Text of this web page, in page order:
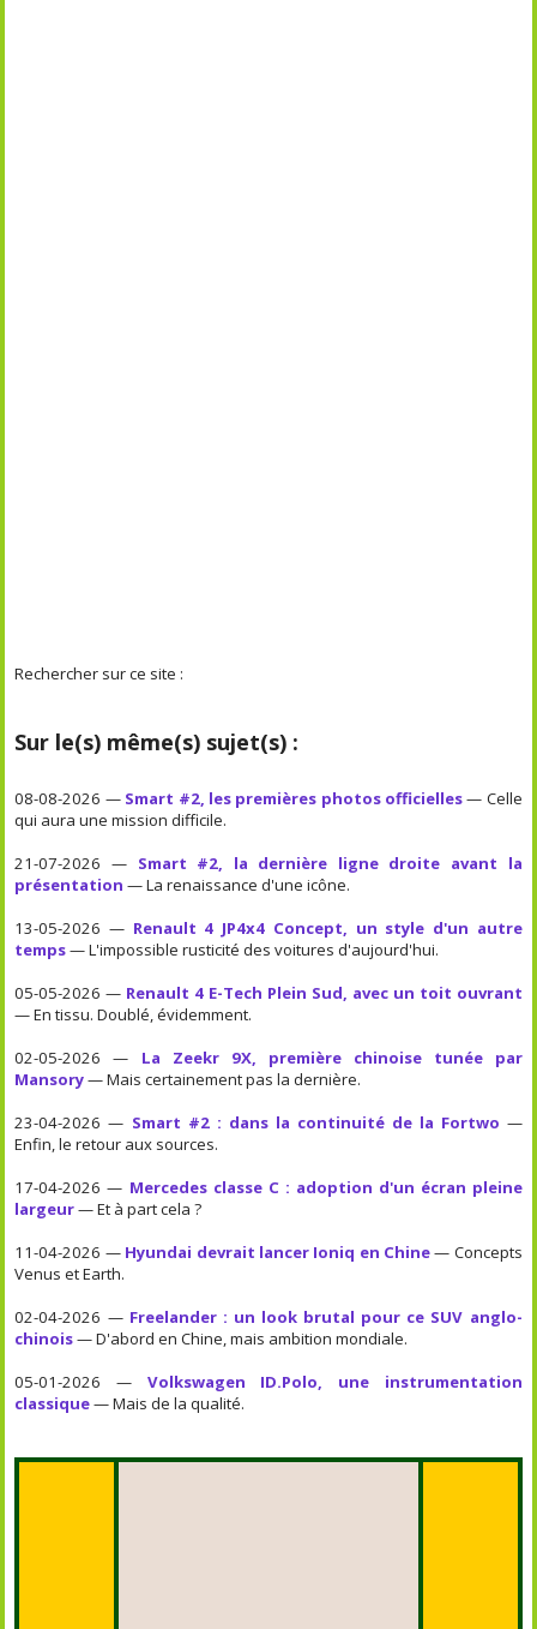
Rechercher sur ce site :
Sur le(s) même(s) sujet(s) :
08-08-2026 — Smart #2, les premières photos officielles— Celle
qui aura une mission difficile.
21-07-2026 — Smart #2, la dernière ligne droite avant la
présentation — La renaissance d'une icône.
13-05-2026 — Renault 4 JP4x4 Concept, un style d'un autre
temps— L'impossible rusticité des voitures d'aujourd'hui.
05-05-2026 — Renault 4 E-Tech Plein Sud, avec un toit ouvrant
— En tissu. Doublé, évidemment.
02-05-2026 — La Zeekr 9X, première chinoise tunée par
Mansory— Mais certainement pas la dernière.
23-04-2026 — Smart #2 : dans la continuité de la Fortwo —
Enfin, le retour aux sources.
17-04-2026 — Mercedes classe C : adoption d'un écran pleine
largeur— Et à part cela ?
11-04-2026 — Hyundai devrait lancer Ioniq en Chine— Concepts
Venus et Earth.
02-04-2026 — Freelander : un look brutal pour ce SUV anglo-
chinois— D'abord en Chine, mais ambition mondiale.
05-01-2026 — Volkswagen ID.Polo, une instrumentation
classique— Mais de la qualité.